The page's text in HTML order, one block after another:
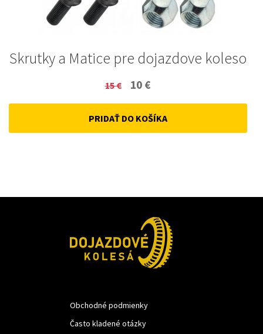
Skrutky a Matice pre dojazdove koleso
15€
Original
price
was:
10 €
price
is:
PRIDAŤ DO KOŠÍKA
Obchodné podmienky
Často kladené otázky